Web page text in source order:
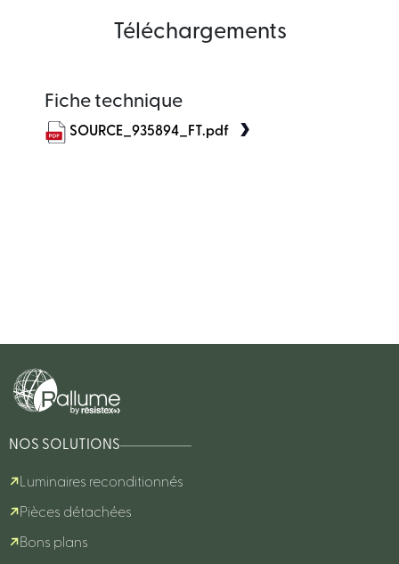
Téléchargements
Fiche technique
SOURCE_935894_FT.pdf
NOS SOLUTIONS
Luminaires reconditionnés
Pièces détachées
Bons plans